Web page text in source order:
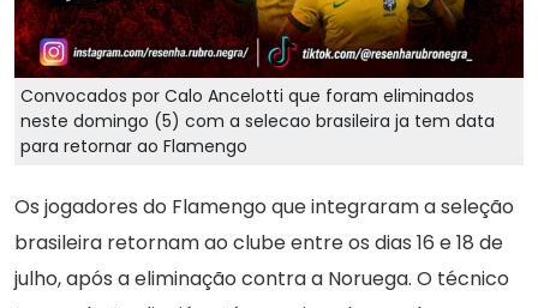
Convocados por Calo Ancelotti que foram eliminados
neste domingo (5) com a selecao brasileira ja tem data
para retornar ao Flamengo
Os jogadores do Flamengo que integraram a seleção
brasileira retornam ao clube entre os dias 16 e 18 de
julho, após a eliminação contra a Noruega. O técnico